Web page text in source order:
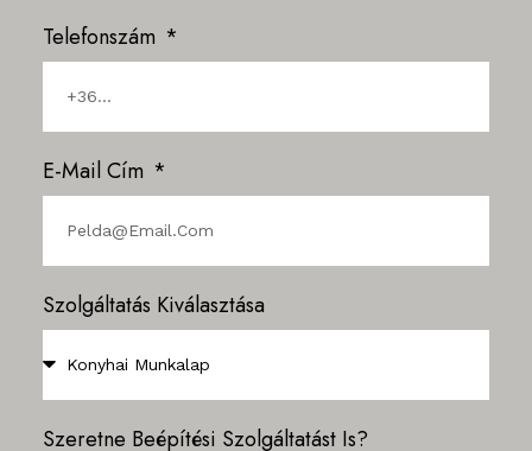
Telefonszám
E-Mail Cím
Szolgáltatás Kiválasztása
Szeretne Beépítési Szolgáltatást Is?